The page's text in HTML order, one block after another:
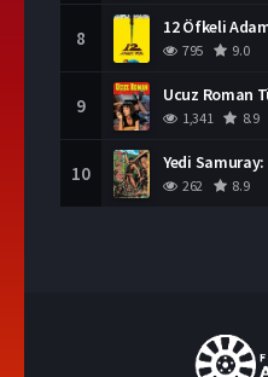
8 12 Öfkeli
795 9.0
9 Ucuz Roman
1,341 8.9
10
262 8.9